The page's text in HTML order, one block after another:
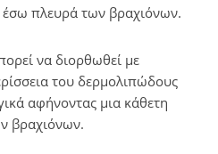
έσω πλευρά των βραχιόνων.
να διορθωθεί με
του δερμολιπώδους
αφήνοντας μια κάθετη
βραχιόνων.